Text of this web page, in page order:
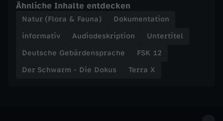
a
l
e
Ähnliche Inhalte entdecken
Natur (Flora & Fauna)
Dokumentation
informativ
Audiodeskription
Untertitel
Deutsche Gebärdensprache
FSK 12
Der Schwarm - Die Dokus
Terra X